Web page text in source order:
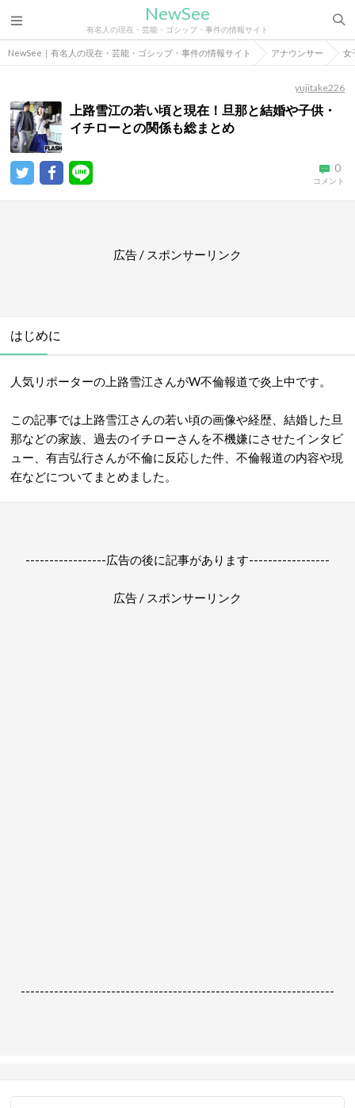
NewSee
有名人の現在・芸能・ゴシップ・事件の情報サイト
NewSee｜有名人の現在・芸能・ゴシップ・事件の情報サイト アナウンサー 女
yujitake226
上路雪江の若い頃と現在！旦那と結婚や子供・
イチローとの関係も総まとめ
0
コメント
広告 / スポンサーリンク
はじめに
人気リポーターの上路雪江さんがW不倫報道で炎上中です。
この記事では上路雪江さんの若い頃の画像や経歴、結婚した旦
那などの家族、過去のイチローさんを不機嫌にさせたインタビ
ュー、有吉弘行さんが不倫に反応した件、不倫報道の内容や現
在などについてまとめました。
-----------------広告の後に記事があります-----------------
広告 / スポンサーリンク
------------------------------------------------------------------